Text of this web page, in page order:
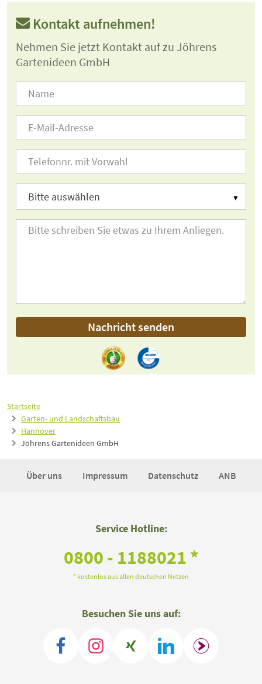
Startseite
Garten- und Landschaftsbau
Hannover
Jöhrens Gartenideen GmbH
Kontakt aufnehmen!
Nehmen Sie jetzt Kontakt auf zu Jöhrens
Gartenideen GmbH
Nachricht senden
Über uns Impressum Datenschutz ANB
Service Hotline:
0800 - 1188021 *
* kostenlos aus allen deutschen Netzen
Besuchen Sie uns auf: